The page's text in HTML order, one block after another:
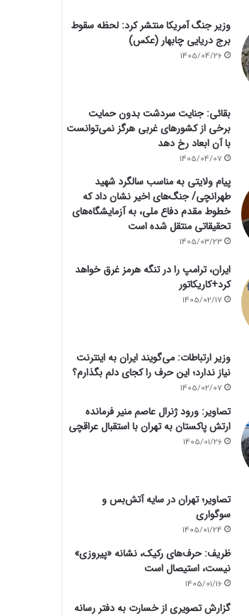
وزیر جنگ آمریکا منتشر کرد: لحظه سقوط
برج دریایی چابهار (عکس)
1405/04/26
بقائی: جنایت سردشت بدون حمایت
برخی از کشورهای غربی هرگز نمی‌توانست
با آن ابعاد رخ دهد
1405/04/07
پیام ولایتی به مناسب سالگرد شهید
طهرانچی/ جنگ‌های اخیر نشان داد که
خطوط مقدم دفاع ملی، به آزمایشگاه‌های
تحقیقاتی منتقل شده است
1405/03/23
ایران، ترامپ را در تنگه هرمز غرق خواهد
کرد+کاریکاتور
1405/02/17
وزیر ارتباطات: می‌گویند ایران به اینترنت
نیاز ندارد؛ این حرف را کجای دلم بگذارم؟
1405/02/07
تصاویر: ورود ژنرال عاصم منیر فرمانده
ارتش پاکستان به تهران با استقبال عراقچی
1405/01/26
تصاویر؛ تهران در سایه آتش‌بس و
سوگواری
1405/01/24
ظریف: حرف‌های رکیک، نشانه «پیروزی»
نیست، استیصال است
1405/01/16
گزارش تصویری از خسارت به دفتر رسانه